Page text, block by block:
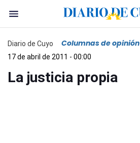
Diario de Cuyo Columnas de opinión
17 de abril de 2011 - 00:00
La justicia propia